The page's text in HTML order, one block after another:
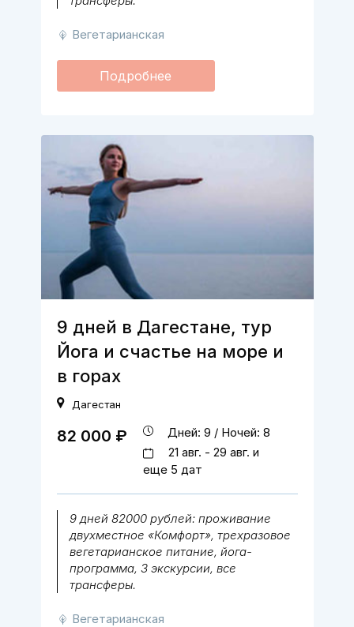
Вегетарианская
Подробнее
9 дней в Дагестане, тур
Йога и счастье на море и
в горах
Дагестан
9 дней 82000 рублей: проживание
двухместное «Комфорт», трехразовое
вегетарианское питание, йога-
программа, 3 экскурсии, все
трансферы.
Вегетарианская
82 000 ₽
Дней: 9 / Ночей: 8
21 авг. - 29 авг. и
еще 5 дат